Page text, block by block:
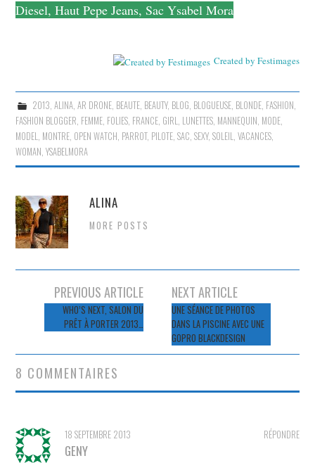
Diesel, Haut Pepe Jeans, Sac Ysabel Mora
Created by Festimages
2013, ALINA, AR DRONE, BEAUTE, BEAUTY, BLOG, BLOGUEUSE, BLONDE, FASHION,
FASHION BLOGGER, FEMME, FOLIES, FRANCE, GIRL, LUNETTES, MANNEQUIN, MODE,
MODEL, MONTRE, OPEN WATCH, PARROT, PILOTE,SAC,SEXY,SOLEIL,VACANCES,
WOMAN,YSABELMORA
ALINA
MORE POSTS
Navigation
articles
PREVIOUS ARTICLE
WHO’S NEXT, SALON DU
PRÊT À PORTER 2013…
NEXT ARTICLE
UNE SÉANCE DE PHOTOS
DANS LA PISCINE AVEC UNE
GOPRO BLACKDESIGN
8 COMMENTAIRES
RÉPONDRE
18 SEPTEMBRE 2013
GENY